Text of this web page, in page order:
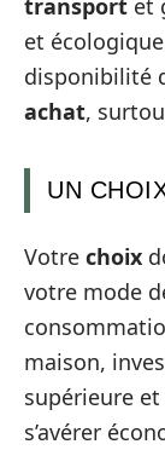
transport et
et
disponibilité
achat,
UN
Votre choix
votre mode
maison,
supérieure
s’avérer